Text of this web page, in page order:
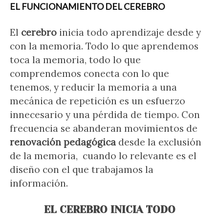
EL FUNCIONAMIENTO DEL CEREBRO
El cerebro inicia todo aprendizaje desde y
con la memoria. Todo lo que aprendemos
toca la memoria, todo lo que
comprendemos conecta con lo que
tenemos, y reducir la memoria a una
mecánica de repetición es un esfuerzo
innecesario y una pérdida de tiempo. Con
frecuencia se abanderan movimientos de
renovación pedagógica desde la exclusión
de la memoria, cuando lo relevante es el
diseño con el que trabajamos la
información.
EL CEREBRO INICIA TODO